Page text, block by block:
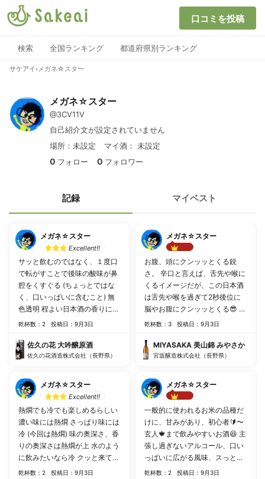
口コミを投稿
検索 全国ランキング 都道府県別ランキング
サケアイ › メガネ☆スター
メガネ☆スター
@3CV11V
自己紹介文が設定されていません
場所：未設定
マイ酒： 未設定
0 フォロー 0 フォロワー
記録 マイベスト
メガネ☆スター
Excellent!!
サッと飲むのではなく、１度口
で転がすことで後味の酸味が鼻
腔をくすぐる (ちょっとではな
く、口いっぱいに含むこと) 無
色透明 程よい日本酒の香りに程
よい辛口 日本酒の苦手な人は一
で楽しみ、後味も楽しむ一石三
鳥 (酔ってることもあり)香りだ
乾杯数：2 投稿日：9月3日
佐久の花 大吟醸原酒
佐久の花酒造株式会社（長野県）
メガネ☆スター
Excellent!!
熱燗でも冷でも楽しめるらしい
濃い味には熱燗 さっぱり味には
冷 (今回は熱燗) 味の奥深さ、香
りの奥深さは熱燗が上 水のよう
に飲みたいなら冷 クッと来てス
っと逃げるため、物足りなさを
乾杯数：2 投稿日：9月3日
メガネ☆スター
お腹、頭にクンッッとくる鋭
さ。 辛口と言えば、舌先や喉に
くるイメージだが、この日本酒
は舌先や喉を過ぎて2秒後位に
脳やお腹にクンッッとくる😎 辛
口とはまた別区分のような味わ
乾杯数：3 投稿日：9月3日
MIYASAKA 美山錦 みやさか
宮坂醸造株式会社（長野県）
メガネ☆スター
Best!!
一般的に使われるお米の品種だ
けに、甘みがあり、初心者🔰〜
玄人🍁まで飲みやすいお酒😆 主
張し過ぎないアルコール、口い
っぱいに広がる風味、スっとお
腹に入る爽やかさ🧚
乾杯数：2 投稿日：9月3日